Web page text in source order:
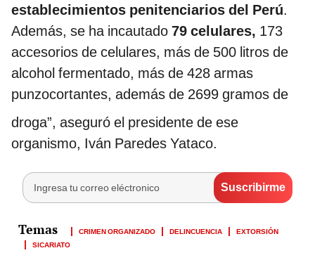
establecimientos penitenciarios del Perú.
Además, se ha incautado 79 celulares, 173
accesorios de celulares, más de 500 litros de
alcohol fermentado, más de 428 armas
punzocortantes, además de 2699 gramos de
droga”, aseguró el presidente de ese
organismo, Iván Paredes Yataco.
CRIMEN ORGANIZADO DELINCUENCIA
EXTORSIÓN
SICARIATO